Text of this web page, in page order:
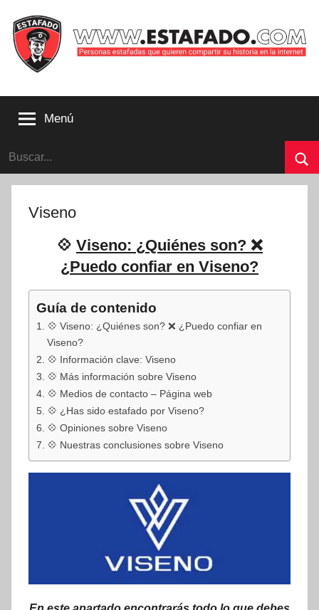
contenido
que
compartir
su
Estafado.com
Menú
Buscar:
Viseno
💠 Viseno: ¿Quiénes son? ❌
¿Puedo confiar en Viseno?
Guía de contenido
💠 Viseno: ¿Quiénes son? ❌ ¿Puedo confiar en
Viseno?
💠 Información clave: Viseno
💠 Más información sobre Viseno
💠 Medios de contacto – Página web
💠 ¿Has sido estafado por Viseno?
💠 Opiniones sobre Viseno
💠 Nuestras conclusiones sobre Viseno